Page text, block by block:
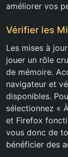
améliorer vos
Vérifier les
Les mises à
jouer un rôle
de mémoire.
navigateur et
disponibles.
sélectionnez «
et Firefox
vous donc de
bénéficier des